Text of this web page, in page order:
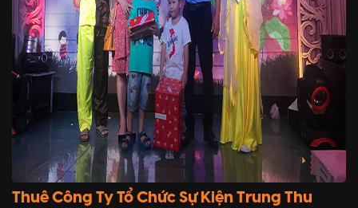
Thuê Công Ty Tổ Chức Sự Kiện Trung Thu